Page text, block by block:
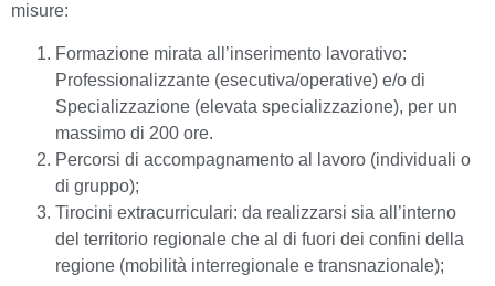
misure:
Formazione mirata all’inserimento lavorativo:
Professionalizzante (esecutiva/operative) e/o di
Specializzazione (elevata specializzazione), per un
massimo di 200 ore.
Percorsi di accompagnamento al lavoro (individuali o
di gruppo);
Tirocini extracurriculari: da realizzarsi sia all’interno
del territorio regionale che al di fuori dei confini della
regione (mobilità interregionale e transnazionale);